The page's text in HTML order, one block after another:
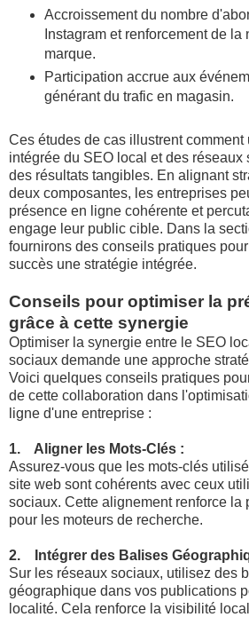
Accroissement du nombre
Instagram et renforcement de la
marque.
Participation accrue aux
générant du trafic en magasin.
Ces études de cas illustrent comment
intégrée du SEO local et des réseaux
des résultats tangibles. En alignant
deux composantes, les entreprises
présence en ligne cohérente et
engage leur public cible. Dans la
fournirons des conseils pratiques
succès une stratégie intégrée.
Conseils pour optimiser la
grâce à cette synergie
Optimiser la synergie entre le SEO
sociaux demande une approche
Voici quelques conseils pratiques
de cette collaboration dans
ligne d'une entreprise :
1. Aligner les Mots-Clés :
Assurez-vous que les mots-clés
site web sont cohérents avec ceux
sociaux. Cette alignement renforce la
pour les moteurs de recherche.
2. Intégrer des Balises
Sur les réseaux sociaux, utilisez des
géographique dans vos publications
localité. Cela renforce la visibilité